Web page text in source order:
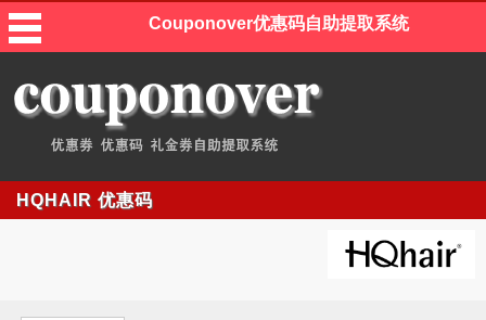
Couponover优惠码自助提取系统
HQHAIR 优惠码